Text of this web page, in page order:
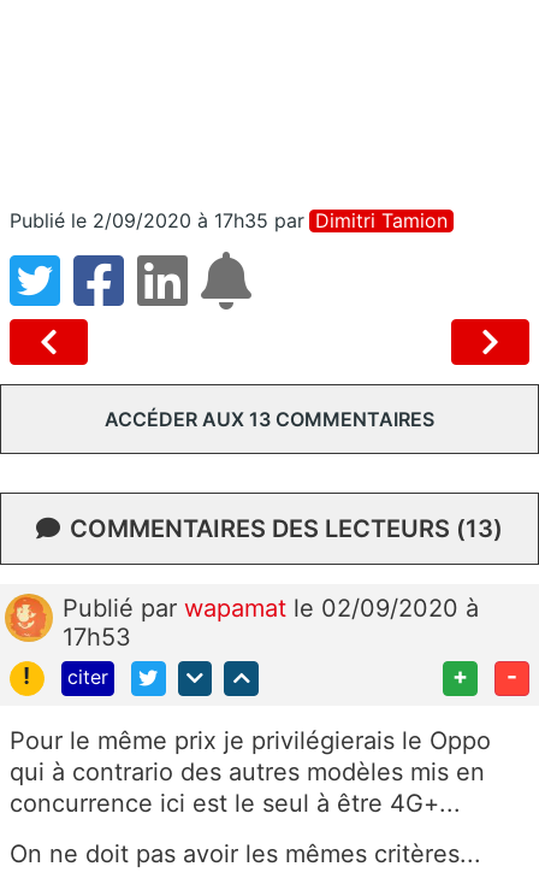
Publié le 2/09/2020 à 17h35 par Dimitri Tamion
ACCÉDER AUX 13 COMMENTAIRES
COMMENTAIRES DES LECTEURS (13)
Publié par wapamat le 02/09/2020 à
17h53
!
citer + -
Pour le même prix je privilégierais le Oppo
qui à contrario des autres modèles mis en
concurrence ici est le seul à être 4G+...
On ne doit pas avoir les mêmes critères...